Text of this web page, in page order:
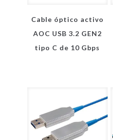
Cable óptico activo
AOC USB 3.2 GEN2
tipo C de 10 Gbps